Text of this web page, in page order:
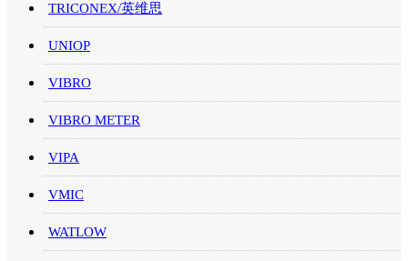
TRICONEX/英维思
UNIOP
VIBRO
VIBRO METER
VIPA
VMIC
WATLOW